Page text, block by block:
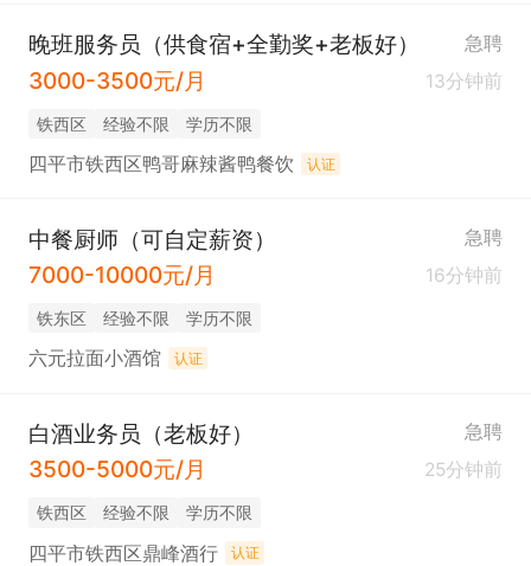
晚班服务员（供食宿+全勤奖+老板好） 急聘
3000-3500元/月 13分钟前
铁西区 经验不限 学历不限
四平市铁西区鸭哥麻辣酱鸭餐饮 认证
中餐厨师（可自定薪资） 急聘
7000-10000元/月 16分钟前
铁东区 经验不限 学历不限
六元拉面小酒馆 认证
白酒业务员（老板好） 急聘
3500-5000元/月 25分钟前
铁西区 经验不限 学历不限
四平市铁西区鼎峰酒行 认证